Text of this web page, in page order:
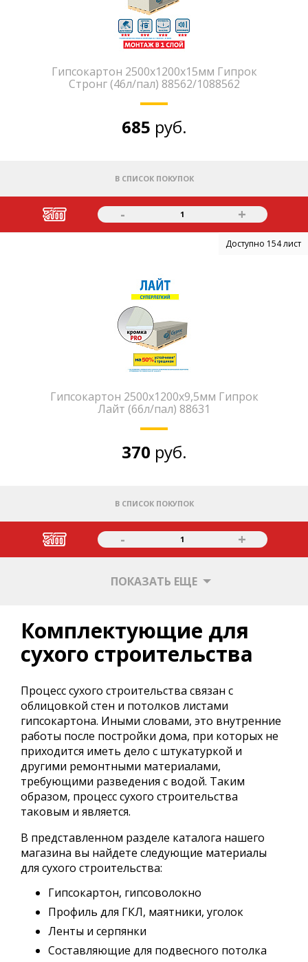
Гипсокартон 2500х1200х15мм Гипрок
Стронг (46л/пал) 88562/1088562
685 руб.
В СПИСОК ПОКУПОК
- 1 +
Доступно 154 лист
Гипсокартон 2500х1200х9,5мм Гипрок
Лайт (66л/пал) 88631
370 руб.
В СПИСОК ПОКУПОК
- 1 +
ПОКАЗАТЬ ЕЩЕ
Комплектующие для
сухого строительства
Процесс сухого строительства связан с
облицовкой стен и потолков листами
гипсокартона. Иными словами, это внутренние
работы после постройки дома, при которых не
приходится иметь дело с штукатуркой и
другими ремонтными материалами,
требующими разведения с водой. Таким
образом, процесс сухого строительства
таковым и является.
В представленном разделе каталога нашего
магазина вы найдете следующие материалы
для сухого строительства:
Гипсокартон, гипсоволокно
Профиль для ГКЛ, маятники, уголок
Ленты и серпянки
Составляющие для подвесного потолка